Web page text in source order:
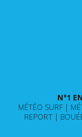
N°1
MÉTÉO SURF
REPORT